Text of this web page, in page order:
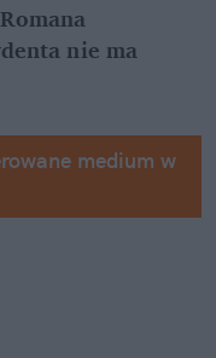
nie ma
medium w